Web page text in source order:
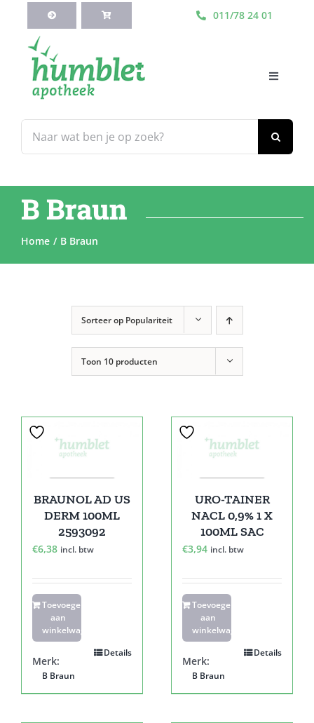
inhoud
011/78 24 01
naar:
Toggle
Webshop
Blog
B Braun
Home B Braun
Sorteer op Populariteit
Toon 10 producten
BRAUNOL AD US
DERM 100ML
2593092
€6,38 incl. btw
Toevoegen
aan
winkelwagen
Details
Merk:
B Braun
URO-TAINER
NACL 0,9% 1 X
100ML SAC
€3,94 incl. btw
Toevoegen
aan
winkelwagen
Details
Merk:
B Braun